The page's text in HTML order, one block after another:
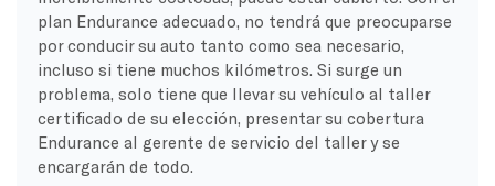
plan Endurance adecuado, no tendrá que preocuparse
por conducir su auto tanto como sea necesario,
incluso si tiene muchos kilómetros. Si surge un
problema, solo tiene que llevar su vehículo al taller
certificado de su elección, presentar su cobertura
Endurance al gerente de servicio del taller y se
encargarán de todo.